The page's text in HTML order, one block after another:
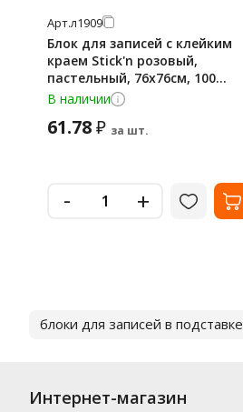
Арт.л1909
Блок для записей с клейким
краем Stick'n розовый,
пастельный, 76х76см, 100
листов
В наличии
61.78₽ за шт.
- +
блоки для записей в подставке
Интернет-магазин